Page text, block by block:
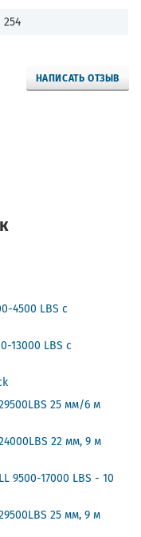
НАПИСАТЬ ОТЗЫВ
254
4500 LBS с
13000 LBS с
25 мм/6 м
22 мм, 9 м
9500-17000 LBS - 10
25 мм, 9 м